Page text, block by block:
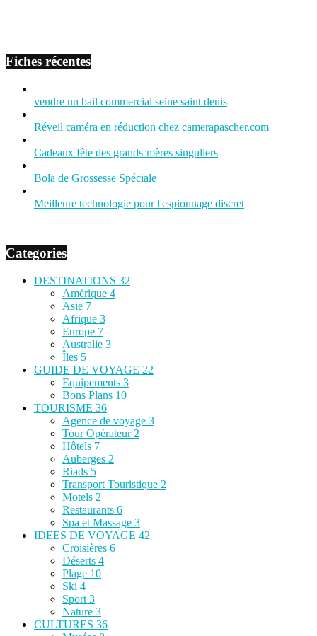
Fiches récentes
vendre un bail commercial seine saint denis
Réveil caméra en réduction chez camerapascher.com
Cadeaux fête des grands-mères singuliers
Bola de Grossesse Spéciale
Meilleure technologie pour l'espionnage discret
Categories
DESTINATIONS 32
Amérique 4
Asie 7
Afrique 3
Europe 7
Australie 3
Îles 5
GUIDE DE VOYAGE 22
Equipements 3
Bons Plans 10
TOURISME 36
Agence de voyage 3
Tour Opérateur 2
Hôtels 7
Auberges 2
Riads 5
Transport Touristique 2
Motels 2
Restaurants 6
Spa et Massage 3
IDEES DE VOYAGE 42
Croisières 6
Déserts 4
Plage 10
Ski 4
Sport 3
Nature 3
CULTURES 36